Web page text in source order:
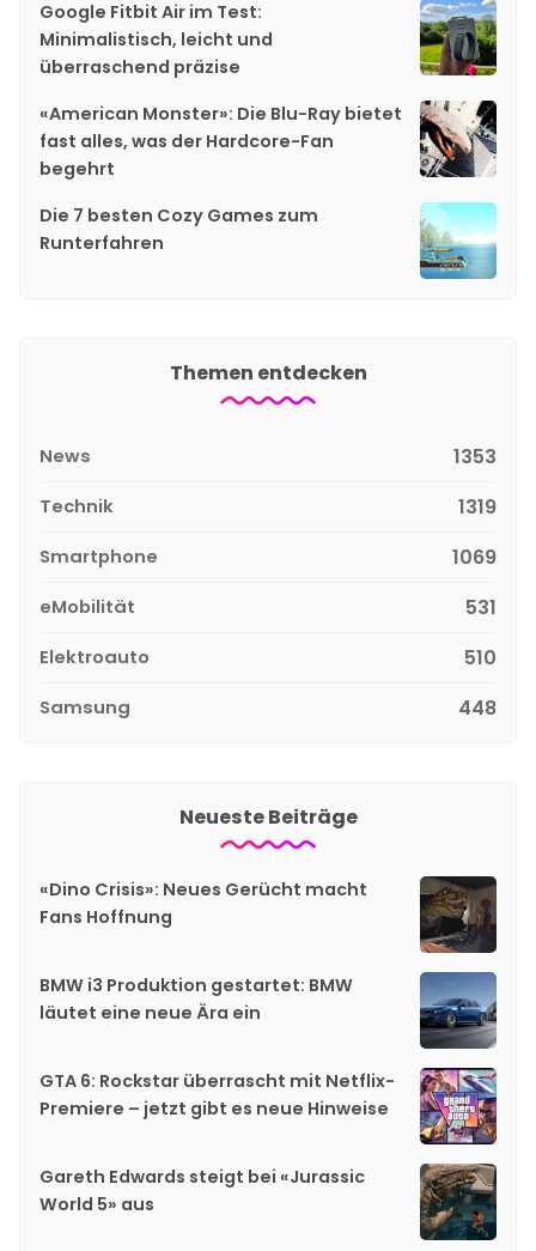
Google Fitbit Air im Test:
Minimalistisch, leicht und
überraschend präzise
«American Monster»: Die Blu-Ray bietet
fast alles, was der Hardcore-Fan
begehrt
Die 7 besten Cozy Games zum
Runterfahren
Themen entdecken
News 1353
Technik 1319
Smartphone 1069
eMobilität 531
Elektroauto 510
Samsung 448
Neueste Beiträge
«Dino Crisis»: Neues Gerücht macht
Fans Hoffnung
BMW i3 Produktion gestartet: BMW
läutet eine neue Ära ein
GTA 6: Rockstar überrascht mit Netflix-
Premiere – jetzt gibt es neue Hinweise
Gareth Edwards steigt bei «Jurassic
World 5» aus